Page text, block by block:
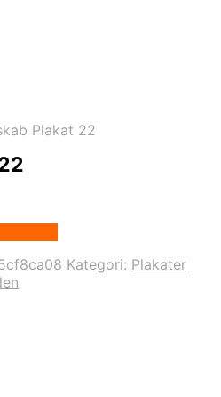
Plakat 22
Kategori: Plakater